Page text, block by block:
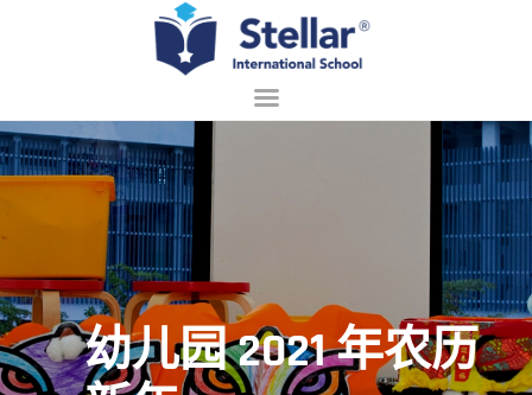
主页
关于我们
招生
学习
校园生活
联系
幼儿园 2021 年农历